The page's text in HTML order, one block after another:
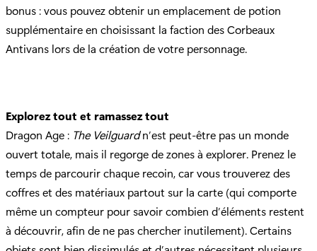
bonus : vous pouvez obtenir un emplacement de potion
supplémentaire en choisissant la faction des Corbeaux
Antivans lors de la création de votre personnage.
Explorez tout et ramassez tout
Dragon Age : The Veilguardn’est peut-être pas un monde
ouvert totale, mais il regorge de zones à explorer. Prenez le
temps de parcourir chaque recoin, car vous trouverez des
coffres et des matériaux partout sur la carte (qui comporte
même un compteur pour savoir combien d’éléments restent
à découvrir, afin de ne pas chercher inutilement). Certains